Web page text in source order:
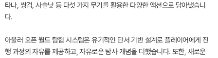
타나, 쌍검, 사슬낫 등 다섯 가지 무기를 활용한 다양한 액션으로 담아냈습니
다.
아울러 오픈 월드 탐험 시스템은 유기적인 단서 기반 설계로 플레이어에게 진
행 과정의 자유를 제공하고, 자유로운 탐사 개념을 더했습니다. 또한, 새로운